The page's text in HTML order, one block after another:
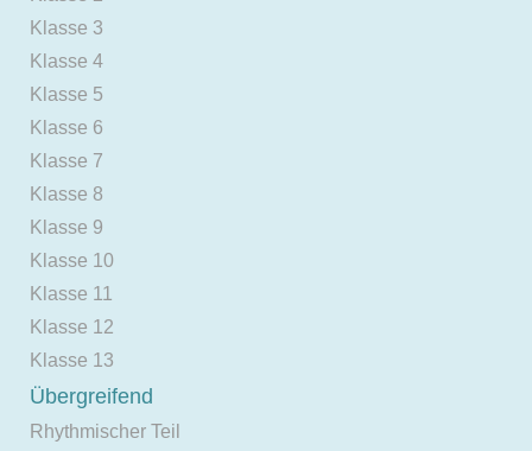
Klasse 3
Klasse 4
Klasse 5
Klasse 6
Klasse 7
Klasse 8
Klasse 9
Klasse 10
Klasse 11
Klasse 12
Klasse 13
Übergreifend
Rhythmischer Teil